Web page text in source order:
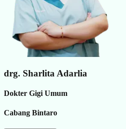
drg. Sharlita Adarlia
Dokter Gigi Umum
Cabang Bintaro